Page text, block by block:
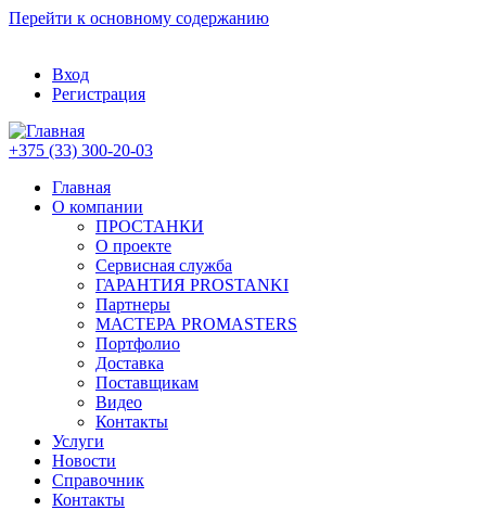
Перейти к основному содержанию
Вход
Регистрация
+375 (33) 300-20-03
Главная
О компании
ПРОСТАНКИ
О проекте
Сервисная служба
ГАРАНТИЯ PROSTANKI
Партнеры
МАСТЕРА PROMASTERS
Портфолио
Доставка
Поставщикам
Видео
Контакты
Услуги
Новости
Справочник
Контакты